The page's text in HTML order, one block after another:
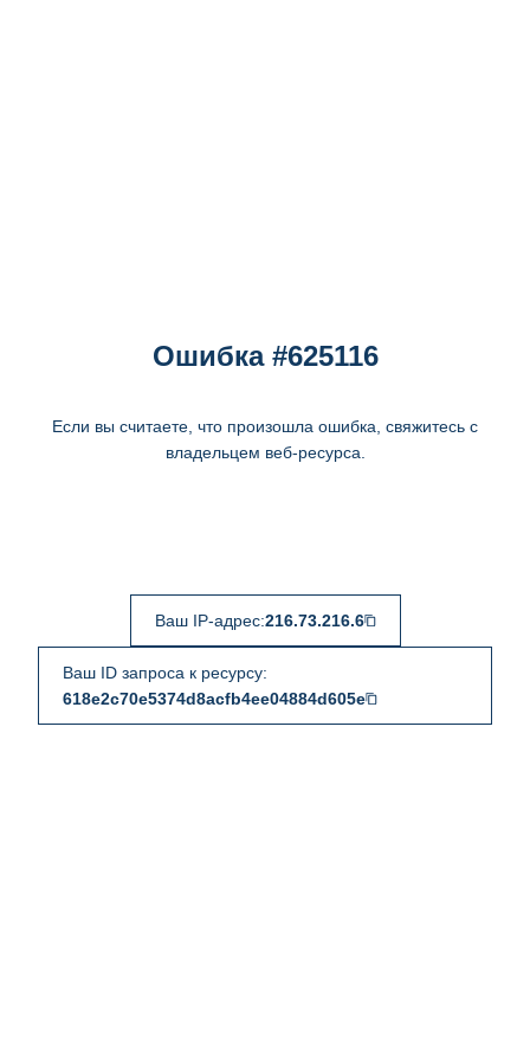
Ошибка #625116
Если вы считаете, что произошла ошибка, свяжитесь с
владельцем веб-ресурса.
Ваш IP-адрес:216.73.216.6
Ваш ID запроса к ресурсу:
618e2c70e5374d8acfb4ee04884d605e